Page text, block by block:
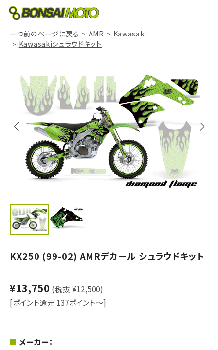
一つ前のページに戻る AMR
Kawasaki
Kawasakiシュラウドキット
KX250 (99-02) AMRデカール シュラウドキット
¥13,750 (税抜 ¥12,500)
[ポイント還元 137ポイント～]
メーカー：